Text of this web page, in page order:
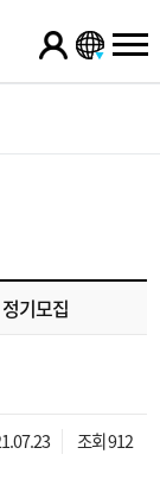
기모집
조회 912